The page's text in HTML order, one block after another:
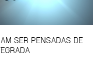
SER PENSADAS DE